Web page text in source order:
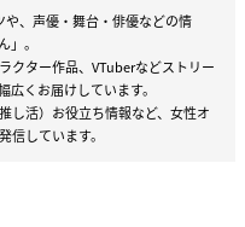
、声優・舞台・俳優などの情
。
クター作品、VTuberなどストリー
くお届けしています。
し活）お役立ち情報など、女性オ
しています。